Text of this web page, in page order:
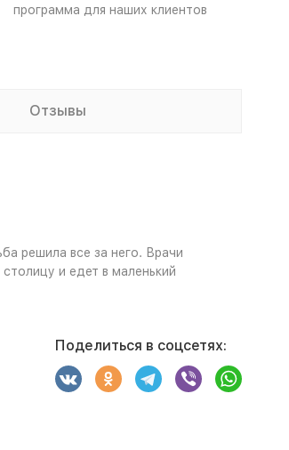
программа для наших клиентов
Отзывы
решила все за него. Врачи
и едет в маленький
Поделиться в соцсетях: